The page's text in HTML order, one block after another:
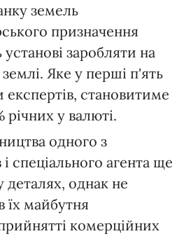
земель
призначення
заробляти на
Яке у перші п'ять
експертів, становитиме
у валюті.
одного з
спеціального агента ще
однак не
їх майбутня
комерційних